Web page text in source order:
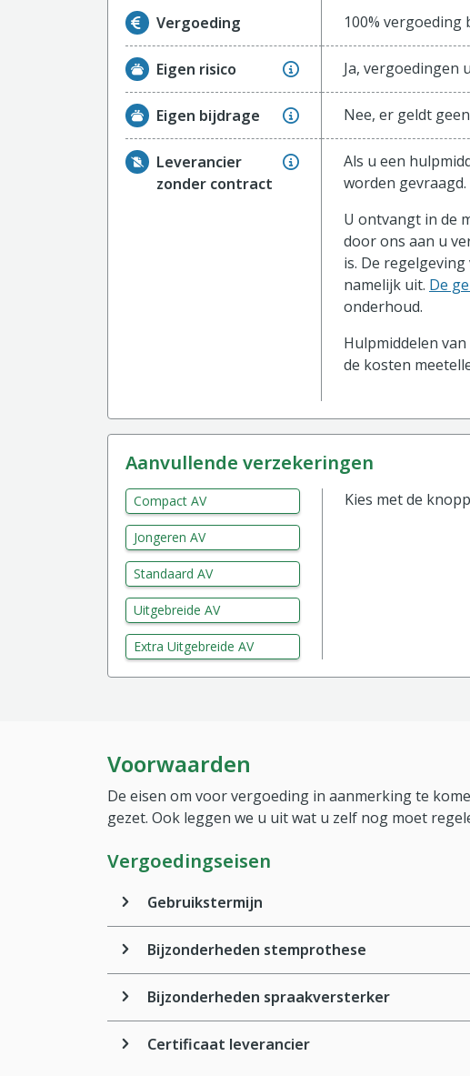
Informatie over de vergoeding van de
Vergoeding 100%
Eigen risico Ja, vergoedingen
Eigen bijdrage Nee, er geldt
Leverancier
zonder contract
Als u een
worden
U ontvangt in de
door ons aan u
is. De
namelijk uit. De
onderhoud.
Hulpmiddelen
de kosten
aanvullende verzekeringen
Compact AV
Jongeren AV
Standaard AV
Uitgebreide AV
Extra Uitgebreide AV
Kies met de
Voorwaarden
De eisen om voor vergoeding in aanmerking te
gezet. Ook leggen we u uit wat u zelf nog moet
Vergoedingseisen
Gebruikstermijn
Bijzonderheden stemprothese
Bijzonderheden spraakversterker
Certificaat leverancier